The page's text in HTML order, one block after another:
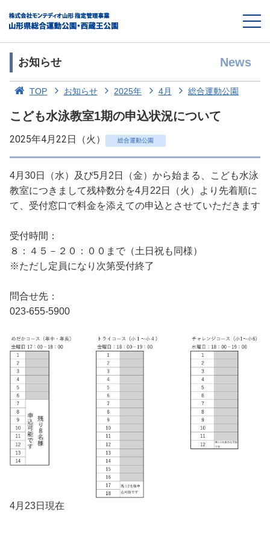
お知らせ News
TOP お知らせ 2025年 4月 総合運動公園
こども水泳教室1期の申込状況について
2025年4月22日（火） 総合運動公園
4月30日（水）及び5月2日（金）から始まる、こども水泳
教室につきまして残枠数分を4月22日（火）より先着順に
て、受付窓口で料金を添えての申込とさせていただきます
受付時間：
８：４５－２０：００まで（土日祝も同様）
※ただし定員になり次第受付終了
問合せ先：
023-655-5900
4月23日現在